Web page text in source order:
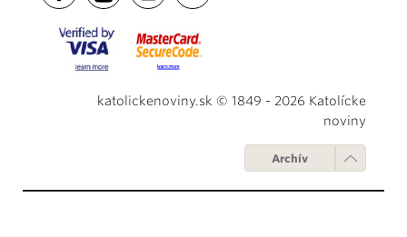
katolickenoviny.sk © 1849 - 2026 Katolícke
noviny
Archív